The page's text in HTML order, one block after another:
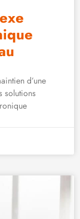
d’une
solutions